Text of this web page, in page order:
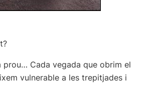
prou… Cada vegada que obrim el
vulnerable a les trepitjades i